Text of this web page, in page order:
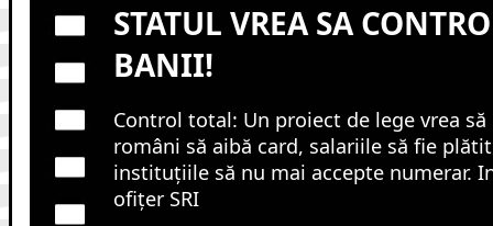
STATUL VREA SA
BANII!
Control total: Un proiect de lege vrea
români să aibă card, salariile să fie
instituțiile să nu mai accepte numerar.
ofițer SRI